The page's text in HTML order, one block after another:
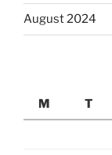
August 2024
M
T